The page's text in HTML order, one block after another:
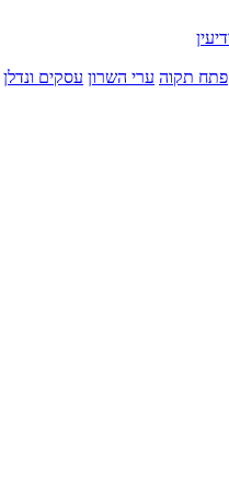
פתח תקוה ערי השרון עסקים ונדלן